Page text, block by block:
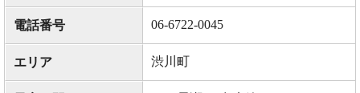
電話番号 06-6722-0045
エリア 渋川町